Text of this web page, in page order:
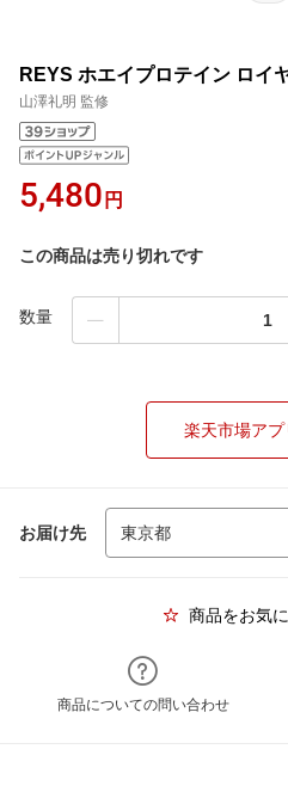
REYS ホエイプロテイン ロイ
山澤礼明 監修
5,480 円
この商品は売り切れです
数量
楽天市場アプ
お届け先
商品をお気
商品についての問い合わせ